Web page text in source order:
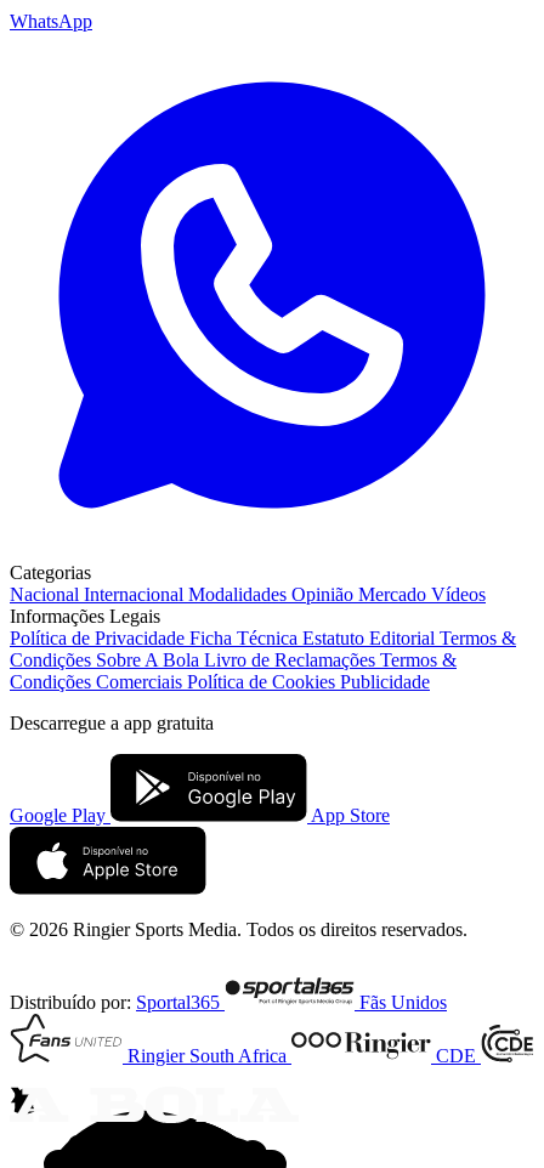
WhatsApp
Categorias
Nacional Internacional Modalidades Opinião Mercado Vídeos
Informações Legais
Política de Privacidade Ficha Técnica Estatuto Editorial Termos &
Condições Sobre A Bola Livro de Reclamações Termos &
Condições Comerciais Política de Cookies Publicidade
Descarregue a app gratuita
Google Play App Store
© 2026 Ringier Sports Media. Todos os direitos reservados.
Distribuído por: Sportal365 Fãs Unidos
Ringier South Africa CDE